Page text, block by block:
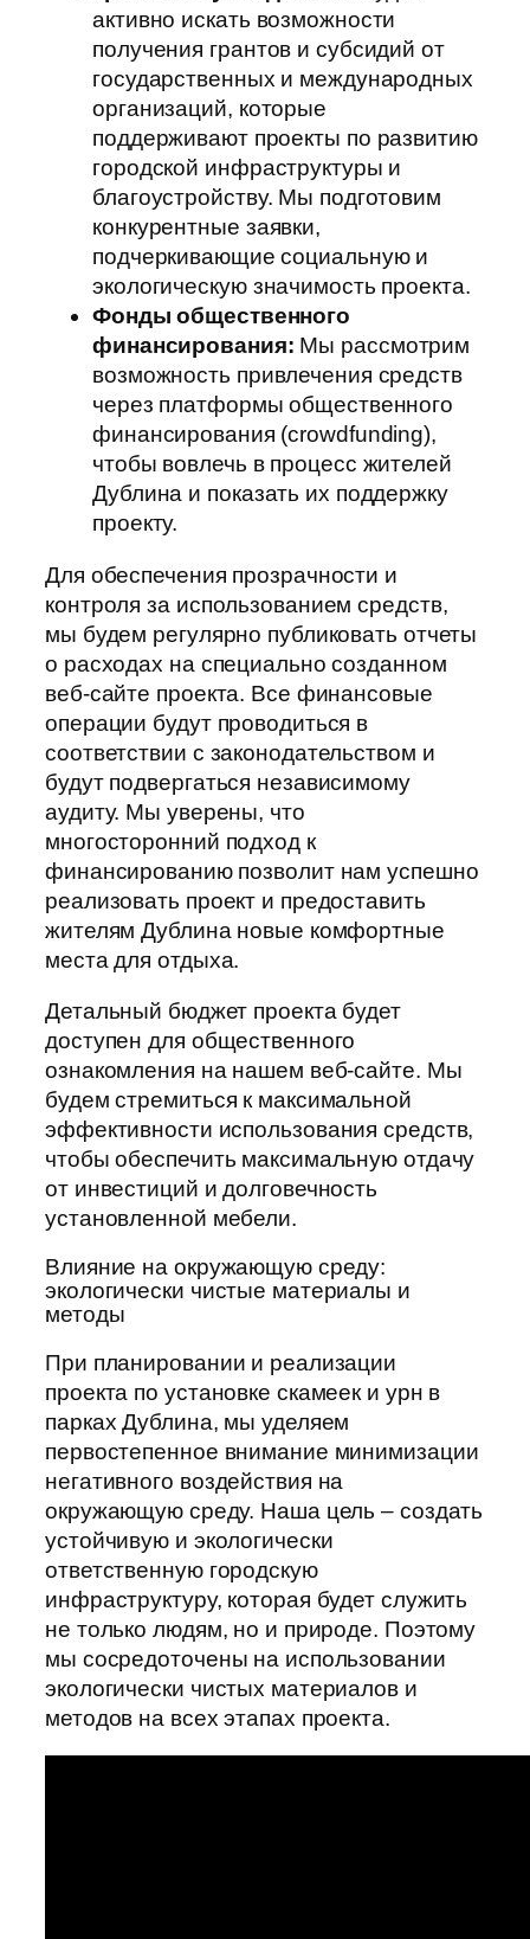
активно искать возможности
получения грантов и субсидий от
государственных и международных
организаций, которые
поддерживают проекты по развитию
городской инфраструктуры и
благоустройству. Мы подготовим
конкурентные заявки,
подчеркивающие социальную и
экологическую значимость проекта.
Фонды общественного
финансирования: Мы рассмотрим
возможность привлечения средств
через платформы общественного
финансирования (crowdfunding),
чтобы вовлечь в процесс жителей
Дублина и показать их поддержку
проекту.
Для обеспечения прозрачности и
контроля за использованием средств,
мы будем регулярно публиковать отчеты
о расходах на специально созданном
веб-сайте проекта. Все финансовые
операции будут проводиться в
соответствии с законодательством и
будут подвергаться независимому
аудиту. Мы уверены, что
многосторонний подход к
финансированию позволит нам успешно
реализовать проект и предоставить
жителям Дублина новые комфортные
места для отдыха.
Детальный бюджет проекта будет
доступен для общественного
ознакомления на нашем веб-сайте. Мы
будем стремиться к максимальной
эффективности использования средств,
чтобы обеспечить максимальную отдачу
от инвестиций и долговечность
установленной мебели.
Влияние на окружающую среду:
экологически чистые материалы и
методы
При планировании и реализации
проекта по установке скамеек и урн в
парках Дублина, мы уделяем
первостепенное внимание минимизации
негативного воздействия на
окружающую среду. Наша цель – создать
устойчивую и экологически
ответственную городскую
инфраструктуру, которая будет служить
не только людям, но и природе. Поэтому
мы сосредоточены на использовании
экологически чистых материалов и
методов на всех этапах проекта.